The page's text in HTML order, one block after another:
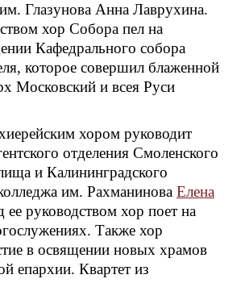
Глазунова Анна Лаврухина.
хор Собора пел на
Кафедрального собора
которое совершил блаженной
Московский и всея Руси
хором руководит
отделения Смоленского
и Калининградского
им. Рахманинова Елена
ее руководством хор поет на
Также хор
в освящении новых храмов
епархии. Квартет из